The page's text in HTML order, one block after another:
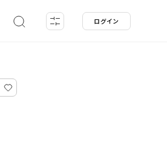
ログイン